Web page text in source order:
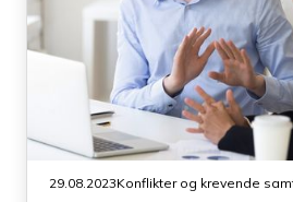
29.08.2023Konflikter og krevende